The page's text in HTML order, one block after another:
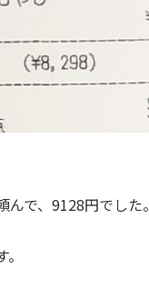
で、9128円でした。